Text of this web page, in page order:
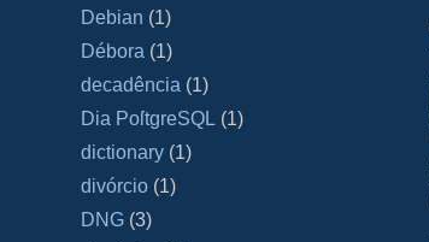
Debian (1)
Débora (1)
decadência (1)
Dia PoſtgreSQL (1)
dictionary (1)
divórcio (1)
DNG (3)